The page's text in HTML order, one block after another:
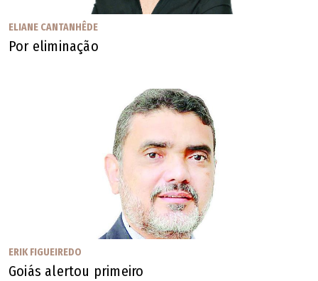
ELIANE CANTANHÊDE
Por eliminação
ERIK FIGUEIREDO
Goiás alertou primeiro